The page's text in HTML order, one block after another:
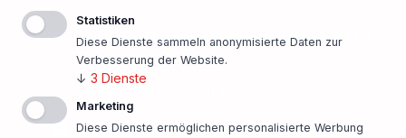
Finanzierungsangebot einholen!
Persönlicher Ansprechpartner vor Ort
Statistiken
Diese Dienste sammeln anonymisierte Daten zur
Verbesserung der Website.
↓ 3 Dienste
Marketing
Diese Dienste ermöglichen personalisierte Werbung